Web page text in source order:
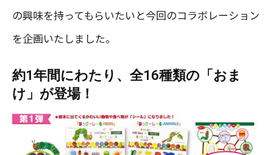
の興味を持ってもらいたいと今回のコラボレーション
を企画いたしました。
約1年間にわたり、全16種類の「おま
け」が登場！